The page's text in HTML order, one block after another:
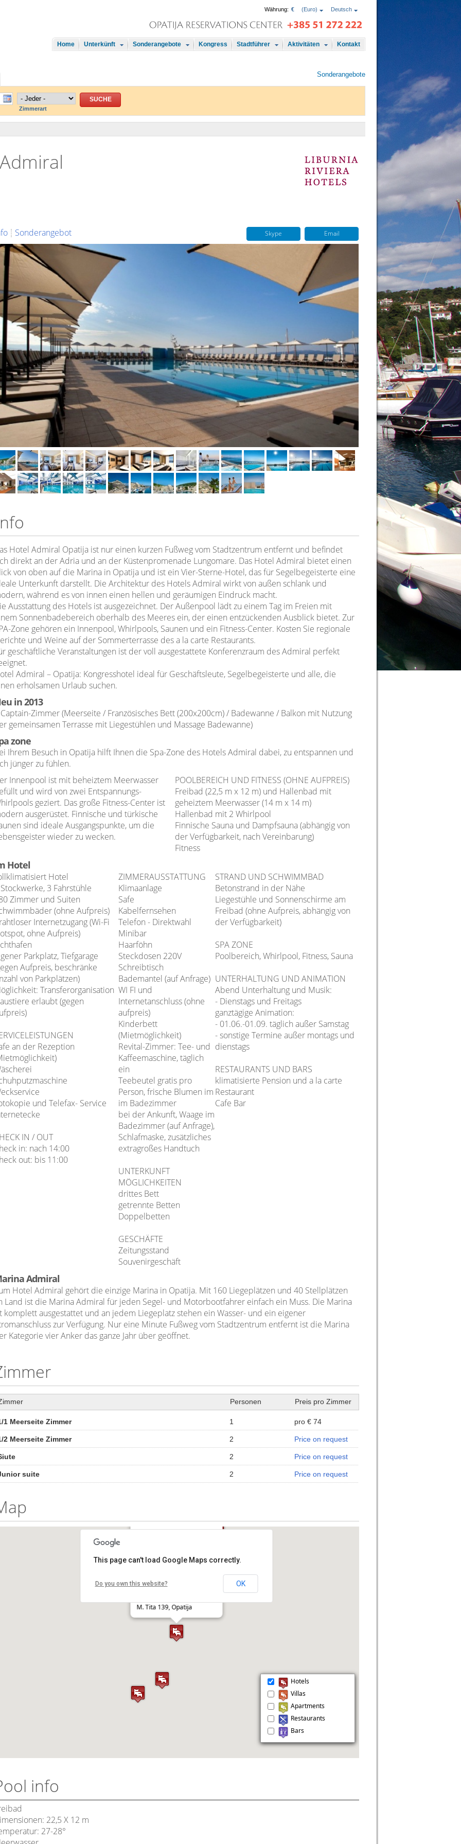
Deutsch
Währung: € (Euro)
Home Unterkünft Sonderangebote Kongress Stadtführer Aktivitäten Kontakt
Sonderangebote
Zimmerart
Sonderangebot Email
Skype
Hotel Admiral Opatija ist nur einen kurzen Fußweg vom Stadtzentrum entfernt und befindet
direkt an der Adria und an der Küstenpromenade Lungomare. Das Hotel Admiral bietet einen
von oben auf die Marina in Opatija und ist ein Vier-Sterne-Hotel, das für Segelbegeisterte eine
Unterkunft darstellt. Die Architektur des Hotels Admiral wirkt von außen schlank und
während es von innen einen hellen und geräumigen Eindruck macht.
Ausstattung des Hotels ist ausgezeichnet. Der Außenpool lädt zu einem Tag im Freien mit
Sonnenbadebereich oberhalb des Meeres ein, der einen entzückenden Ausblick bietet. Zur
Zone gehören ein Innenpool, Whirlpools, Saunen und ein Fitness-Center. Kosten Sie regionale
und Weine auf der Sommerterrasse des a la carte Restaurants.
geschäftliche Veranstaltungen ist der voll ausgestattete Konferenzraum des Admiral perfekt
Admiral – Opatija: Kongresshotel ideal für Geschäftsleute, Segelbegeisterte und alle, die
erholsamen Urlaub suchen.
in 2013
Zimmer (Meerseite / Französisches Bett (200x200cm) / Badewanne / Balkon mit Nutzung
gemeinsamen Terrasse mit Liegestühlen und Massage Badewanne)
zone
Ihrem Besuch in Opatija hilft Ihnen die Spa-Zone des Hotels Admiral dabei, zu entspannen und
jünger zu fühlen.
Innenpool ist mit beheiztem Meerwasser
und wird von zwei Entspannungs-
geziert. Das große Fitness-Center ist
ausgerüstet. Finnische und türkische
sind ideale Ausgangspunkte, um die
wieder zu wecken.
POOLBEREICH UND FITNESS (OHNE AUFPREIS)
Freibad (22,5 m x 12 m) und Hallenbad mit
geheiztem Meerwasser (14 m x 14 m)
Hallenbad mit 2 Whirlpool
Finnische Sauna und Dampfsauna (abhängig von
der Verfügbarkeit, nach Vereinbarung)
Fitness
Hotel
Hotel
3 Fahrstühle
Zimmer und Suiten
(ohne Aufpreis)
Internetzugang (Wi-Fi
ohne Aufpreis)
Parkplatz, Tiefgarage
Aufpreis, beschränke
von Parkplätzen)
Transferorganisation
erlaubt (gegen
an der Rezeption
und Telefax- Service
IN / OUT
in: nach 14:00
out: bis 11:00
ZIMMERAUSSTATTUNG
Klimaanlage
Safe
Kabelfernsehen
Telefon - Direktwahl
Minibar
Haarföhn
Steckdosen 220V
Schreibtisch
Bademantel (auf Anfrage)
WI FI und
Internetanschluss (ohne
aufpreis)
Kinderbett
(Mietmöglichkeit)
Revital-Zimmer: Tee- und
Kaffeemaschine, täglich
ein
Teebeutel gratis pro
Person, frische Blumen im
im Badezimmer
bei der Ankunft, Waage im
Badezimmer (auf Anfrage),
Schlafmaske, zusätzliches
extragroßes Handtuch
UNTERKUNFT
MÖGLICHKEITEN
drittes Bett
getrennte Betten
Doppelbetten
GESCHÄFTE
Zeitungsstand
Souvenirgeschäft
STRAND UND SCHWIMMBAD
Betonstrand in der Nähe
Liegestühle und Sonnenschirme am
Freibad (ohne Aufpreis, abhängig von
der Verfügbarkeit)
SPA ZONE
Poolbereich, Whirlpool, Fitness, Sauna
UNTERHALTUNG UND ANIMATION
Abend Unterhaltung und Musik:
- Dienstags und Freitags
ganztägige Animation:
- 01.06.-01.09. täglich außer Samstag
- sonstige Termine außer montags und
dienstags
RESTAURANTS UND BARS
klimatisierte Pension und a la carte
Restaurant
Cafe Bar
Admiral
Hotel Admiral gehört die einzige Marina in Opatija. Mit 160 Liegeplätzen und 40 Stellplätzen
Land ist die Marina Admiral für jeden Segel- und Motorbootfahrer einfach ein Muss. Die Marina
komplett ausgestattet und an jedem Liegeplatz stehen ein Wasser- und ein eigener
zur Verfügung. Nur eine Minute Fußweg vom Stadtzentrum entfernt ist die Marina
Kategorie vier Anker das ganze Jahr über geöffnet.
Personen Preis pro Zimmer
1 Meerseite Zimmer 1 pro € 74
2 Meerseite Zimmer 2 Price on request
2 Price on request
suite 2 Price on request
info
22,5 X 12 m
27-28°